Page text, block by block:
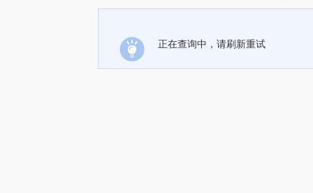
正在查询中，请刷新重试